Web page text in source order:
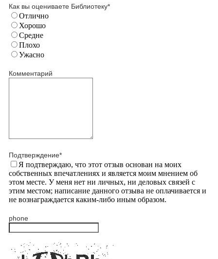
Как вы оцениваете Библиотеку*
Отлично
Хорошо
Средне
Плохо
Ужасно
Комментарий
Подтверждение*
Я подтверждаю, что этот отзыв основан на моих
собственных впечатлениях и является моим мнением об
этом месте. У меня нет ни личных, ни деловых связей с
этим местом; написание данного отзыва не оплачивается и
не вознаграждается каким-либо иным образом.
phone